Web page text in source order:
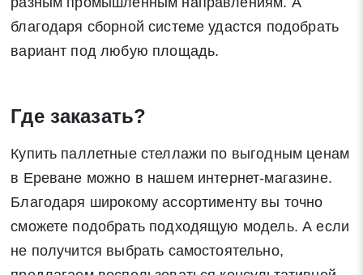
благодаря сборной системе удастся подобрать
вариант под любую площадь.
Где заказать?
Купить паллетные стеллажи по выгодным ценам
в Ереване можно в нашем интернет-магазине.
Благодаря широкому ассортименту вы точно
сможете подобрать подходящую модель. А если
не получится выбрать самостоятельно,